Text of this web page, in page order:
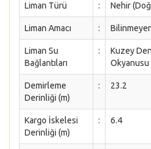
Liman Türü : Nehir
Liman Amacı :
Liman Su
Bağlantıları
:
Kuzey
Okyanusu
Demirleme
Derinliği (m)
: 23.2
Kargo İskelesi
Derinliği (m)
: 6.4